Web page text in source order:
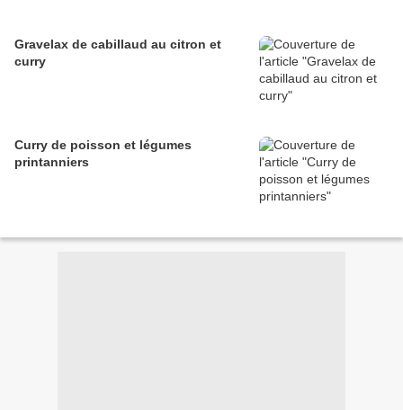
Gravelax de cabillaud au citron et
curry
Curry de poisson et légumes
printanniers